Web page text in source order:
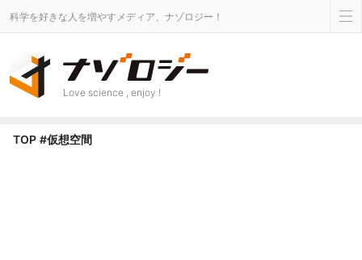
科学を好きな人を増やすメディア、ナゾロジー！
Love science , enjoy !
TOP #仮想空間